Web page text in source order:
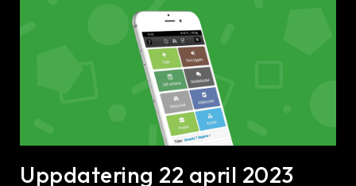
Uppdatering 22 april 2023